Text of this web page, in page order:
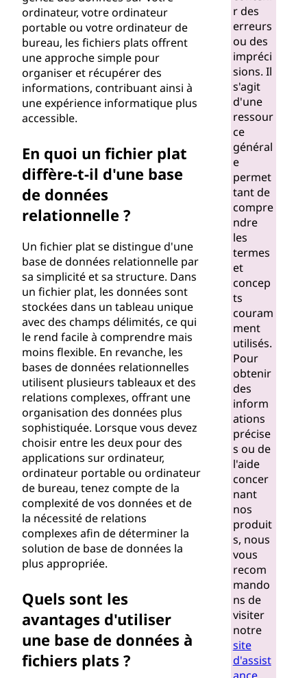
ordinateur, votre ordinateur
portable ou votre ordinateur de
bureau, les fichiers plats offrent
une approche simple pour
organiser et récupérer des
informations, contribuant ainsi à
une expérience informatique plus
accessible.
En quoi un fichier plat
diffère-t-il d'une base
de données
relationnelle ?
Un fichier plat se distingue d'une
base de données relationnelle par
sa simplicité et sa structure. Dans
un fichier plat, les données sont
stockées dans un tableau unique
avec des champs délimités, ce qui
le rend facile à comprendre mais
moins flexible. En revanche, les
bases de données relationnelles
utilisent plusieurs tableaux et des
relations complexes, offrant une
organisation des données plus
sophistiquée. Lorsque vous devez
choisir entre les deux pour des
applications sur ordinateur,
ordinateur portable ou ordinateur
de bureau, tenez compte de la
complexité de vos données et de
la nécessité de relations
complexes afin de déterminer la
solution de base de données la
plus appropriée.
Quels sont les
avantages d'utiliser
une base de données à
fichiers plats ?
r des
erreurs
ou des
impréci
sions. Il
s'agit
d'une
ressour
ce
général
e
permet
tant de
compre
ndre
les
termes
et
concep
ts
couram
ment
utilisés.
Pour
obtenir
des
inform
ations
précise
s ou de
l'aide
concer
nant
nos
produit
s, nous
vous
recom
mando
ns de
visiter
notre
site
d'assist
ance